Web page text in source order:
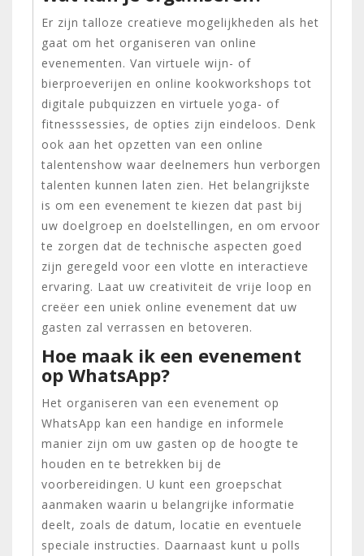
Er zijn talloze creatieve mogelijkheden als het
gaat om het organiseren van online
evenementen. Van virtuele wijn- of
bierproeverijen en online kookworkshops tot
digitale pubquizzen en virtuele yoga- of
fitnesssessies, de opties zijn eindeloos. Denk
ook aan het opzetten van een online
talentenshow waar deelnemers hun verborgen
talenten kunnen laten zien. Het belangrijkste
is om een evenement te kiezen dat past bij
uw doelgroep en doelstellingen, en om ervoor
te zorgen dat de technische aspecten goed
zijn geregeld voor een vlotte en interactieve
ervaring. Laat uw creativiteit de vrije loop en
creëer een uniek online evenement dat uw
gasten zal verrassen en betoveren.
Hoe maak ik een evenement
op WhatsApp?
Het organiseren van een evenement op
WhatsApp kan een handige en informele
manier zijn om uw gasten op de hoogte te
houden en te betrekken bij de
voorbereidingen. U kunt een groepschat
aanmaken waarin u belangrijke informatie
deelt, zoals de datum, locatie en eventuele
speciale instructies. Daarnaast kunt u polls